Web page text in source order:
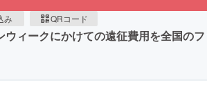
み QRコード
ィークにかけての遠征費用を全国の